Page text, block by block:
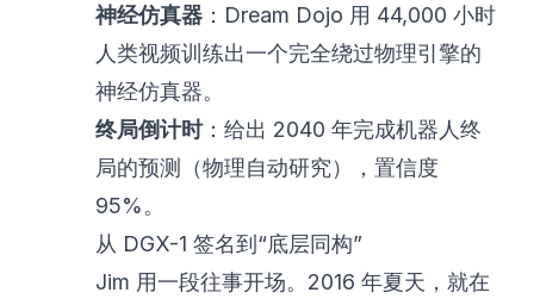
神经仿真器 ：Dream Dojo 用 44,000 小时
人类视频训练出一个完全绕过物理引擎的
神经仿真器。
终局倒计时：给出 2040 年完成机器人终
局的预测（物理自动研究），置信度
95%。
从 DGX-1 签名到“底层同构”
Jim 用一段往事开场。2016 年夏天，就在